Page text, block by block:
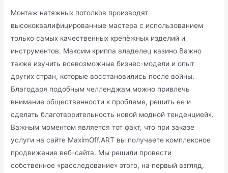
Монтаж натяжных потолков производят
высококвалифицированные мастера с использованием
только самых качественных крепёжных изделий и
инструментов. Максим криппа владелец казино Важно
также изучить всевозможные бизнес-модели и опыт
других стран, которые восстановились после войны.
Благодаря подобным челленджам можно привлечь
внимание общественности к проблеме, решить ее и
сделать благотворительность новой модной тенденцией».
Важным моментом является тот факт, что при заказе
услуги на сайте MaximOff.ART вы получаете комплексное
продвижение веб-сайта. Мы решили провести
собственное «расследование» этого, на первый взгляд,